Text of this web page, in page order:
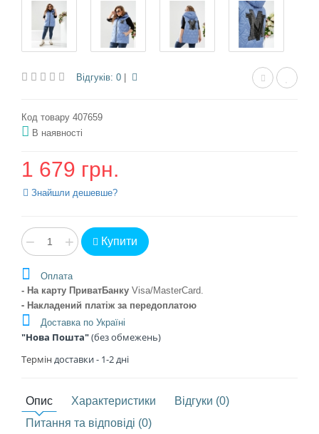
Відгуків: 0
Код товару 407659
В наявності
1 679 грн.
Знайшли дешевше?
− + Купити
Оплата
- На карту ПриватБанку Visa/MasterCard.
- Накладений платіж за передоплатою
Доставка по Україні
"Нова Пошта"(без обмежень)
Терміндоставки - 1-2 дні
Опис Характеристики
Відгуки (0)
Питання та відповіді (0)